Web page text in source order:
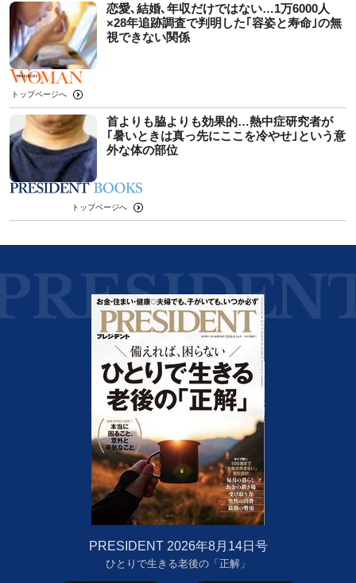
恋愛､結婚､年収だけではない…1万6000人
×28年追跡調査で判明した｢容姿と寿命｣の無
視できない関係
トップページへ
首よりも脇よりも効果的…熱中症研究者が
｢暑いときは真っ先にここを冷やせ｣という意
外な体の部位
トップページへ
PRESIDENT 2026年8月14日号
ひとりで生きる老後の「正解」